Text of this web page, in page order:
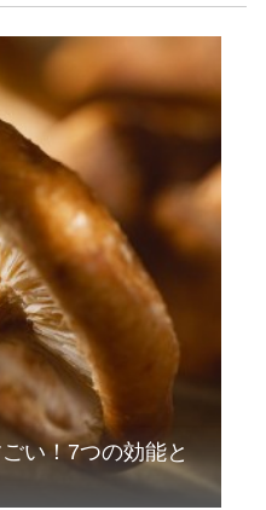
い！7つの効能と